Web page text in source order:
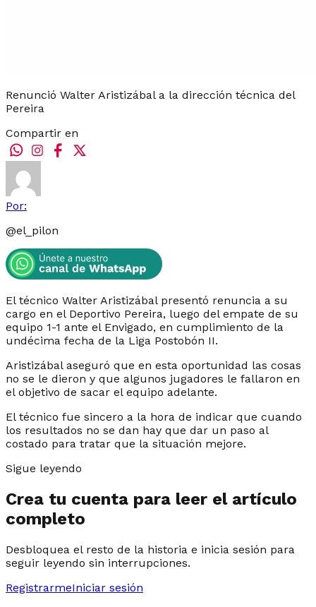
Renunció Walter Aristizábal a la dirección técnica del
Pereira
Compartir en
Por:
@el_pilon
El técnico Walter Aristizábal presentó renuncia a su
cargo en el Deportivo Pereira, luego del empate de su
equipo 1-1 ante el Envigado, en cumplimiento de la
undécima fecha de la Liga Postobón II.
Aristizábal aseguró que en esta oportunidad las cosas
no se le dieron y que algunos jugadores le fallaron en
el objetivo de sacar el equipo adelante.
El técnico fue sincero a la hora de indicar que cuando
los resultados no se dan hay que dar un paso al
costado para tratar que la situación mejore.
Sigue leyendo
Crea tu cuenta para leer el artículo
completo
Desbloquea el resto de la historia e inicia sesión para
seguir leyendo sin interrupciones.
RegistrarmeIniciar sesión